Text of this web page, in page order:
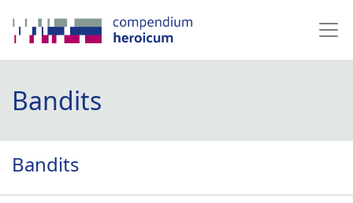
Bandits
Bandits